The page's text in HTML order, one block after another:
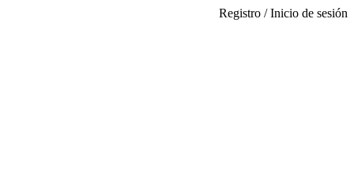
Registro / Inicio de sesión